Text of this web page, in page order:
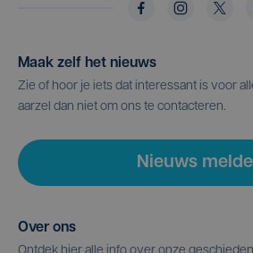
Maak zelf het nieuws
Zie of hoor je iets dat interessant is voor
aarzel dan niet om ons te contacteren.
Nieuws
Over ons